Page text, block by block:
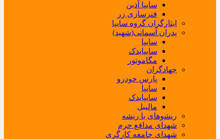
سایپا آذین
فنرسازی زر
ایثارگران گروه سایپا
پدران آسمانی(شهید)
سایپا
سایپایدک
مگاموتور
جهادگران
پارس خودرو
سایپا
سایپایدک
مالیبل
ریشوهای با ریشه
شهدای مدافع حرم
شهدای جامعه کارگری